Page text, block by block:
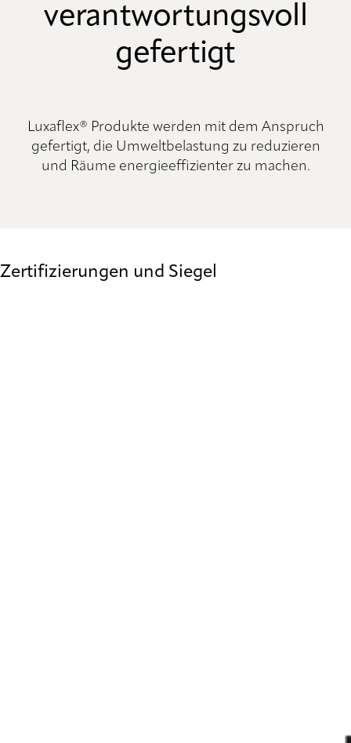
verantwortungsvoll
gefertigt
Luxaflex® Produkte werden mit dem Anspruch
gefertigt, die Umweltbelastung zu reduzieren
und Räume energieeffizienter zu machen.
Zertifizierungen und Siegel